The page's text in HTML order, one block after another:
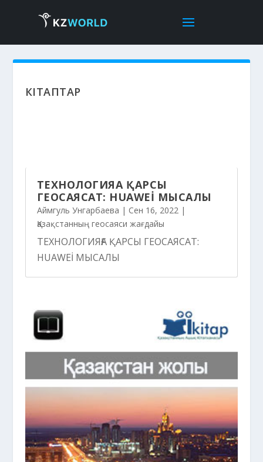
КІТАПТАР
ТЕХНОЛОГИЯҒА ҚАРСЫ
ГЕОСАЯСАТ: HUAWEİ МЫСАЛЫ
Аймгуль Унгарбаева | Сен 16, 2022|
Қазақстанның геосаяси жағдайы
ТЕХНОЛОГИЯҒА ҚАРСЫ ГЕОСАЯСАТ:
HUAWEİ МЫСАЛЫ